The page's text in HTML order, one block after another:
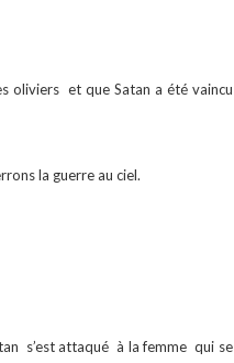
oliviers et que Satan a été vaincu
la guerre au ciel.
s’est attaqué à la femme qui se